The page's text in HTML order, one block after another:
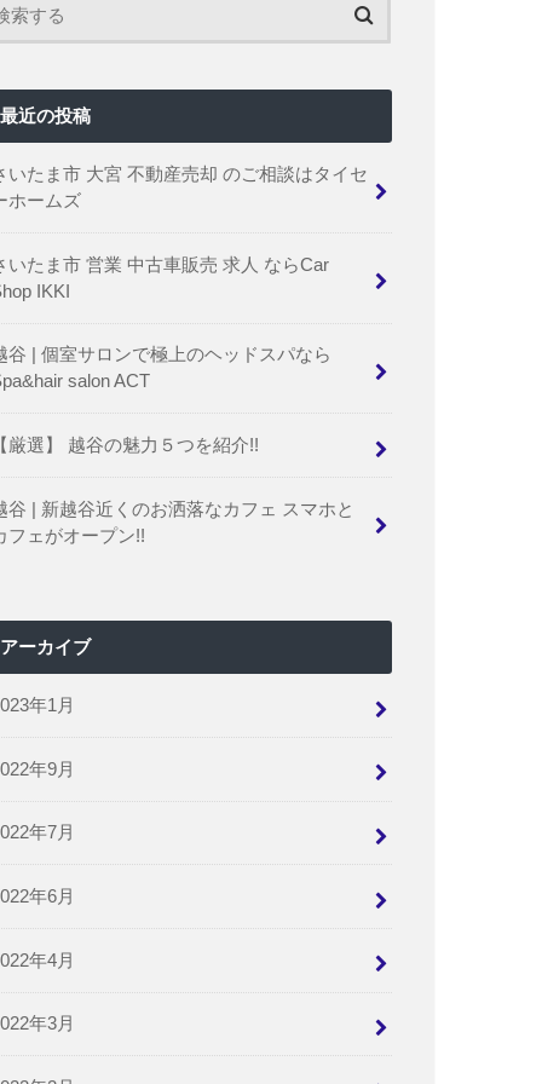
最近の投稿
いたま市 大宮 不動産売却 のご相談はタイセ
ホームズ
いたま市 営業 中古車販売 求人 ならCar
IKKI
谷 | 個室サロンで極上のヘッドスパなら
salon ACT
厳選】 越谷の魅力５つを紹介!!
谷 | 新越谷近くのお洒落なカフェ スマホと
フェがオープン!!
アーカイブ
年1月
年9月
年7月
年6月
年4月
年3月